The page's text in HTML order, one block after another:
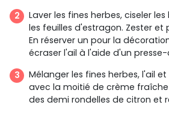
Laver les fines herbes, ciseler
les feuilles d'estragon. Zester et
En réserver un pour la
écraser l'ail à l'aide d'un presse-
Mélanger les fines herbes, l'ail
avec la moitié de crème fraîche
des demi rondelles de citron et